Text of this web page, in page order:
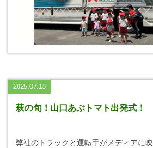
2025.07.18
萩の旬！山口あぶトマト出発式！
弊社のトラックと運転手がメディアに映